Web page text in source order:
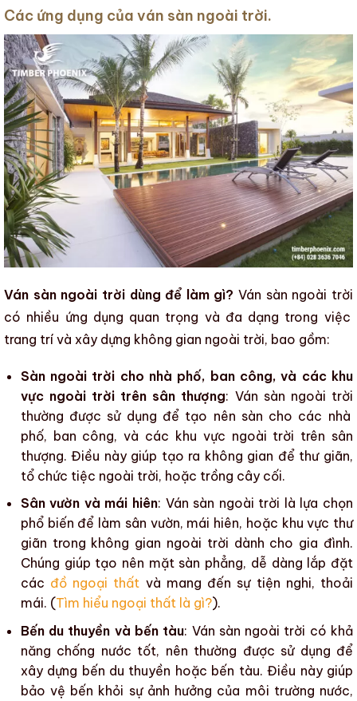
Các ứng dụng của ván sàn ngoài trời.
Ván sàn ngoài trời dùng để làm gì? Ván sàn ngoài trời
có nhiều ứng dụng quan trọng và đa dạng trong việc
trang trí và xây dựng không gian ngoài trời, bao gồm:
Sàn ngoài trời cho nhà phố, ban công, và các khu
vực ngoài trời trên sân thượng: Ván sàn ngoài trời
thường được sử dụng để tạo nên sàn cho các nhà
phố, ban công, và các khu vực ngoài trời trên sân
thượng. Điều này giúp tạo ra không gian để thư giãn,
tổ chức tiệc ngoài trời, hoặc trồng cây cối.
Sân vườn và mái hiên: Ván sàn ngoài trời là lựa chọn
phổ biến để làm sân vườn, mái hiên, hoặc khu vực thư
giãn trong không gian ngoài trời dành cho gia đình.
Chúng giúp tạo nên mặt sàn phẳng, dễ dàng lắp đặt
các đồ ngoại thất và mang đến sự tiện nghi, thoải
mái. (Tìm hiểu ngoại thất là gì?).
Bến du thuyền và bến tàu: Ván sàn ngoài trời có khả
năng chống nước tốt, nên thường được sử dụng để
xây dựng bến du thuyền hoặc bến tàu. Điều này giúp
bảo vệ bến khỏi sự ảnh hưởng của môi trường nước,